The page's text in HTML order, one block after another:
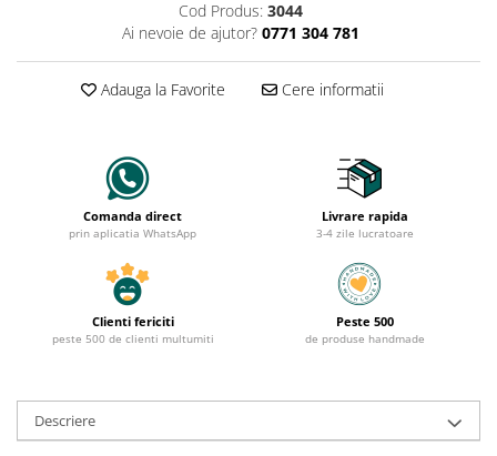
Cod Produs: 3044
Ai nevoie de ajutor? 0771 304 781
Adauga la Favorite Cere informatii
Comanda direct
prin aplicatia WhatsApp
Livrare rapida
3-4 zile lucratoare
Clienti fericiti
peste 500 de clienti multumiti
Peste 500
de produse handmade
Descriere